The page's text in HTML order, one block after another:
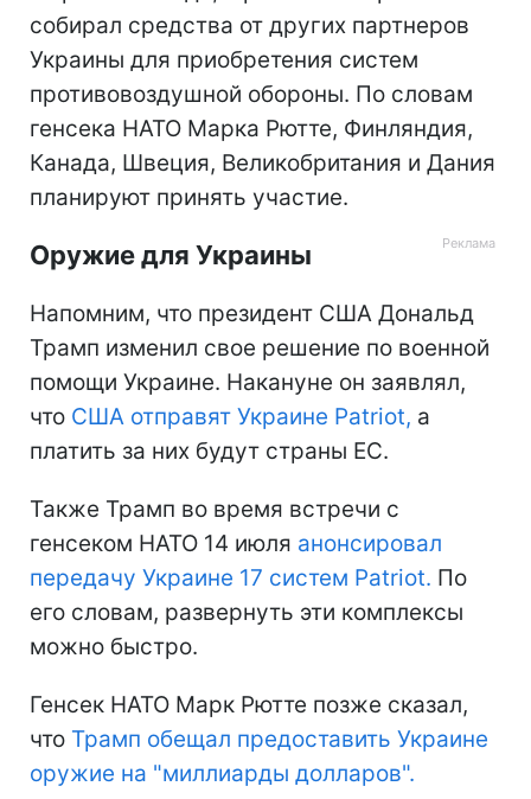
собирал средства от других партнеров
Украины для приобретения систем
противовоздушной обороны. По словам
генсека НАТО Марка Рютте, Финляндия,
Канада, Швеция, Великобритания и Дания
планируют принять участие.
Оружие для Украины
Напомним, что президент США Дональд
Трамп изменил свое решение по военной
помощи Украине. Накануне он заявлял,
что США отправят Украине Patriot, а
платить за них будут страны ЕС.
Также Трамп во время встречи с
генсеком НАТО 14 июля анонсировал
передачу Украине 17 систем Patriot. По
его словам, развернуть эти комплексы
можно быстро.
Генсек НАТО Марк Рютте позже сказал,
что Трамп обещал предоставить Украине
оружие на "миллиарды долларов".